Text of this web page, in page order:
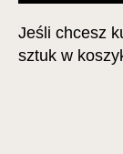
Jeśli chcesz
sztuk w